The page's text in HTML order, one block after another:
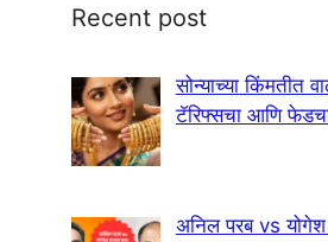
Recent post
सोन्याच्या किंमतीत
टॅरिफ्सचा आणि
अनिल परब vs